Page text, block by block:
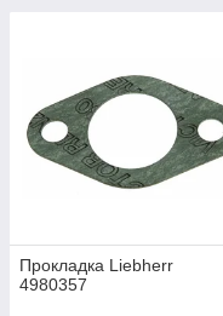
Прокладка Liebherr
4980357